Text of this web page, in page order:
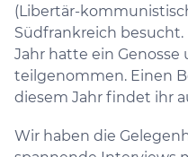
(Libertär-
Südfrankreich
Jahr hatte ein Genosse
teilgenommen. Einen
diesem Jahr findet ihr
Wir haben die